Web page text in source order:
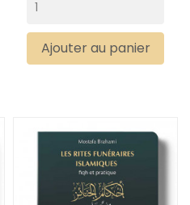
Ajouter au panier